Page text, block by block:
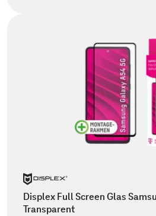
Displex Full Screen Glas
Transparent